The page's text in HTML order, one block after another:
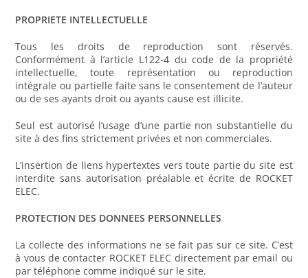
PROPRIETE INTELLECTUELLE
Tous les droits de reproduction sont réservés.
Conformément à l’article L122-4 du code de la propriété
intellectuelle, toute représentation ou reproduction
intégrale ou partielle faite sans le consentement de l’auteur
ou de ses ayants droit ou ayants cause est illicite.
Seul est autorisé l’usage d’une partie non substantielle du
site à des fins strictement privées et non commerciales.
L’insertion de liens hypertextes vers toute partie du site est
interdite sans autorisation préalable et écrite de ROCKET
ELEC.
PROTECTION DES DONNEES PERSONNELLES
La collecte des informations ne se fait pas sur ce site. C’est
à vous de contacter ROCKET ELEC directement par email ou
par téléphone comme indiqué sur le site.